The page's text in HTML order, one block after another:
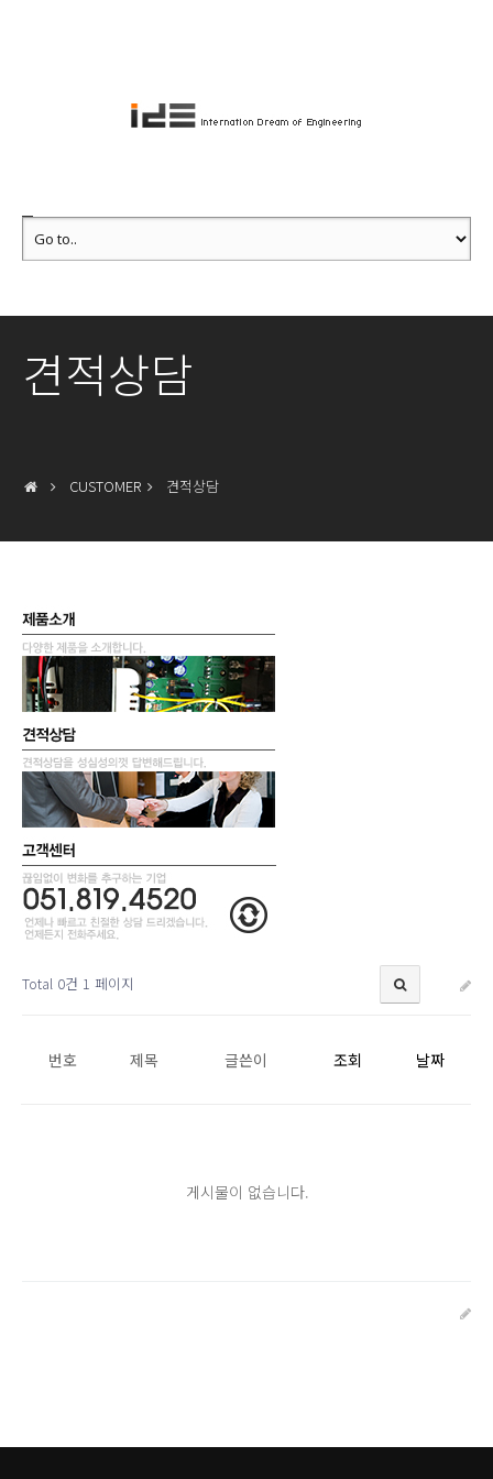
견적상담
CUSTOMER 견적상담
Total 0건 1 페이지
번호 제목 글쓴이 조회 날짜
게시물이 없습니다.